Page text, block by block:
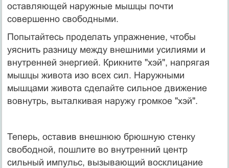
оставляющей наружные мышцы почти
совершенно свободными.
Попытайтесь проделать упражнение, чтобы
уяснить разницу между внешними усилиями и
внутренней энергией. Крикните "хэй", напрягая
мышцы живота изо всех сил. Наружными
мышцами живота сделайте сильное движение
вовнутрь, выталкивая наружу громкое "хэй".
Теперь, оставив внешнюю брюшную стенку
свободной, пошлите во внутренний центр
сильный импульс, вызывающий восклицание